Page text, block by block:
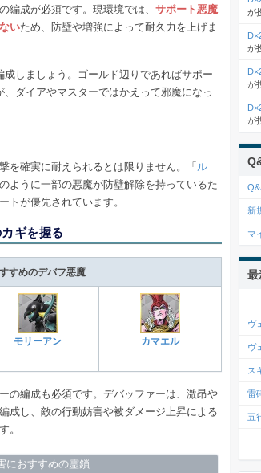
編成が必須です。現環境では、 サポート悪魔
いため、防壁や増強によって耐久力を上げま
しましょう。ゴールド辺りであればサポー
、ダイアやマスターではかえって邪魔になっ
を確実に耐えられるとは限りません。「 ル
のように一部の悪魔が防壁解除を持っているた
トが優先されています。
ギを握る
すめのデバフ悪魔
モリーアン カマエル
の編成も必須です。デバッファーは、激昂や
成し、敵の行動妨害や被ダメージ上昇による
。
におすすめの霊鎖
が
が
が
が
新
マ
最
ヴ
ヴ
ス
雷
五